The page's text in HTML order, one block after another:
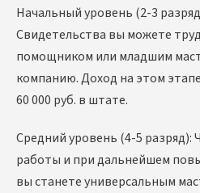
Начальный уровень (2-3
Свидетельства вы можете
помощником или младшим
компанию. Доход на этом
60 000 руб. в штате.
Средний уровень (4-5 разряд):
работы и при дальнейшем
вы станете универсальным